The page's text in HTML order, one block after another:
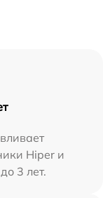
Hiper и
3 лет.